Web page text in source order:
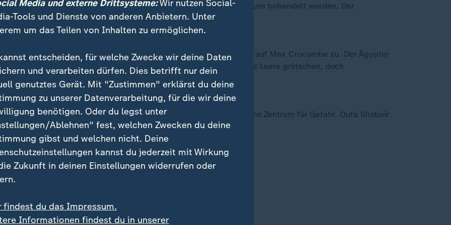
Tor bleibt Hossam Abdelmaguid auf dem Boden liegen und muss behandelt werden. Der
eine dicke Schwellung unter dem linken Auge.
zu kurzen Rückpass spritzt Zizo dazwischen und läuft alleine auf Max Crocombe zu. Der Ägypter
aus halblinker Position verzögert. Damit lässt er Finn Surman ins Leere grätschen, doch
den Schuss mit dem rechten Fuß ab.
aufgegeben und sucht immer wieder mit hohen Hereingaben ins Zentrum für Gefahr. Oufa Shobeir
mehrere Bälle aus der Luft.
Neuseeland wieder mehr Spielanteile bekommt.
Media und externe Drittsysteme:Wir nutzen Social-
Tools und Dienste von anderen Anbietern. Unter
um das Teilen von Inhalten zu ermöglichen.
entscheiden, für welche Zwecke wir deine Daten
und verarbeiten dürfen. Dies betrifft nur dein
genutztes Gerät. Mit "Zustimmen" erklärst du deine
zu unserer Datenverarbeitung, für die wir deine
benötigen. Oder du legst unter
Ablehnen" fest, welchen Zwecken du deine
gibst und welchen nicht. Deine
kannst du jederzeit mit Wirkung
Zukunft in deinen Einstellungen widerrufen oder
findest du das Impressum.
Informationen findest du in unserer